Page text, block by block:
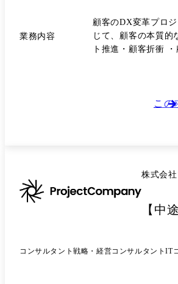
業務内容
顧客のDX変革プロ
じて、顧客の本質的な課
ト推進・顧客折衝
融商品仲介会社様
戦略立案に加え、
向上だけでなく、事業成果を見据えた改善施策の
して経営層とのリレーションを構築し、中
り、顧客支援を通
する <フォロー体制> 未経験の方でもご活躍いただけるよう、様々な制度でフォローアップさせていただきます。 ①入社後研修 入社後約2週間にわたり、ロジカルシンキング
この
株式会
【中
コンサルタント戦略・経営コンサルタントIT